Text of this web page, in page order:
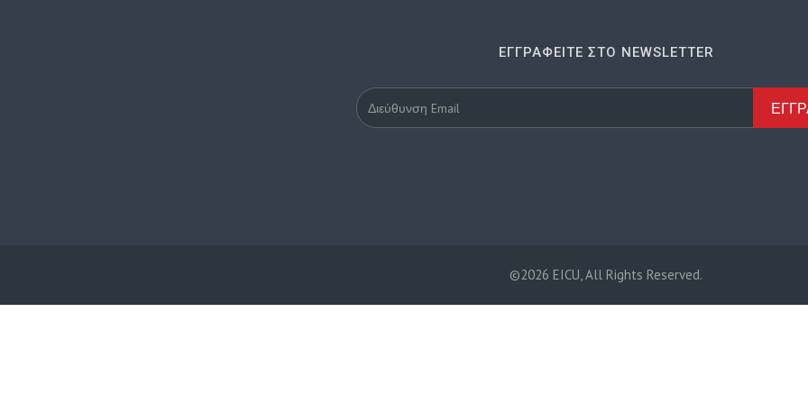
ΕΓΓΡΑΦΕΊΤΕ ΣΤΟ NEWSLETTER
©2026 EICU, All Rights Reserved.